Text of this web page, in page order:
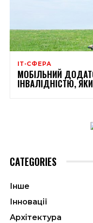
ІТ-СФЕРА
МОБІЛЬНИЙ
ІНВАЛІДНІСТЮ,
CATEGORIES
Інше
Інновації
Архітектура